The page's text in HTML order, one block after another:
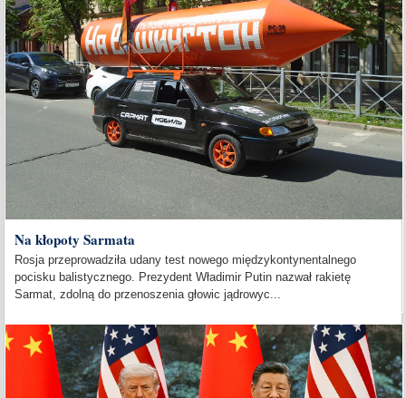
Na kłopoty Sarmata
Rosja przeprowadziła udany test nowego międzykontynentalnego
pocisku balistycznego. Prezydent Władimir Putin nazwał rakietę
Sarmat, zdolną do przenoszenia głowic jądrowyc...